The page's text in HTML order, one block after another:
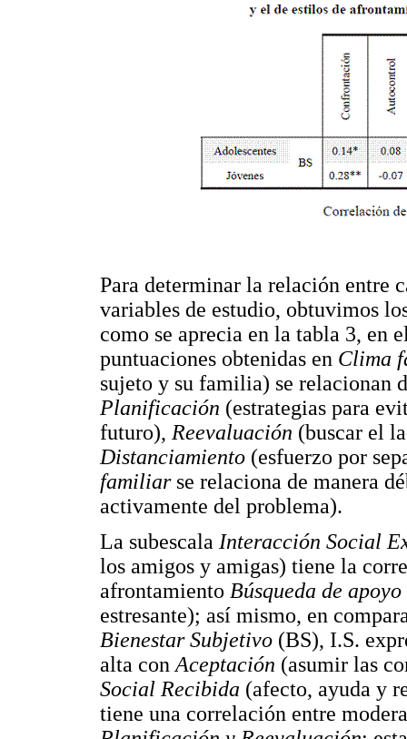
Para determinar la relación entre
variables de estudio, obtuvimos
como se aprecia en la tabla 3, en
puntuaciones obtenidas en Clima
sujeto y su familia) se relacionan
Planificación (estrategias para
futuro), Reevaluación (buscar el
Distanciamiento (esfuerzo por
familiarse relaciona de manera
activamente del problema).
La subescala Interacción Social
los amigos y amigas) tiene la
afrontamiento Búsqueda de apoyo
estresante); así mismo, en
Bienestar Subjetivo (BS), I.S.
alta conAceptación (asumir las
Social Recibida (afecto, ayuda y
tiene una correlación entre